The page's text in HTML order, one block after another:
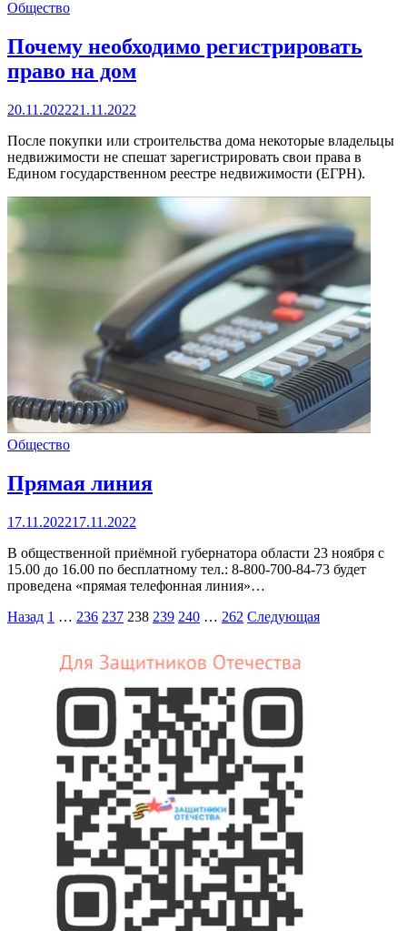
Общество
Почему необходимо регистрировать
право на дом
20.11.202221.11.2022
После покупки или строительства дома некоторые владельцы
недвижимости не спешат зарегистрировать свои права в
Едином государственном реестре недвижимости (ЕГРН).
Общество
Прямая линия
17.11.202217.11.2022
В общественной приёмной губернатора области 23 ноября с
15.00 до 16.00 по бесплатному тел.: 8-800-700-84-73 будет
проведена «прямая телефонная линия»…
Пагинация
Назад 1 … 236 237 238 239 240 … 262 Следующая